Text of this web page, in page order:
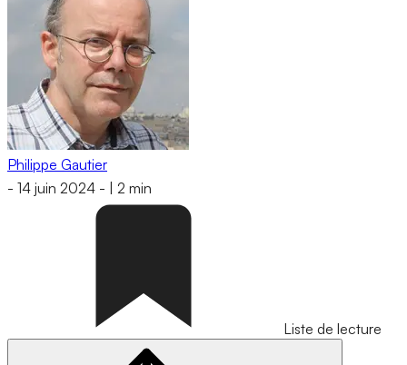
Philippe Gautier
- 14 juin 2024 - 2 min
Liste de lecture